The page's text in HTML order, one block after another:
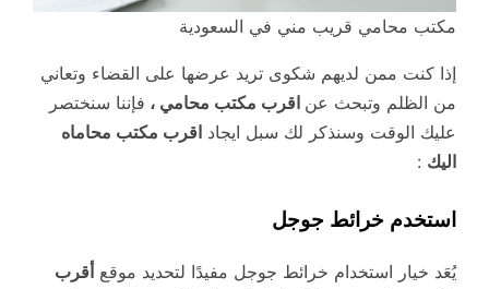
مكتب محامي قريب مني في السعودية
إذا كنت ممن لديهم شكوى تريد عرضها على القضاء وتعاني
من الظلم وتبحث عن اقرب مكتب محامي ، فإننا سنختصر
عليك الوقت وسنذكر لك سبل ايجاد اقرب مكتب محاماه
اليك :
استخدم خرائط جوجل
يُعَد خيار استخدام خرائط جوجل مفيدًا لتحديد موقع أقرب